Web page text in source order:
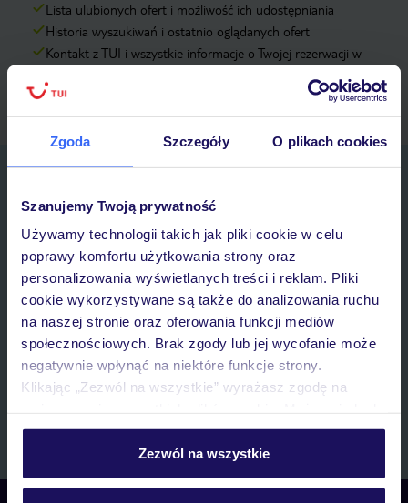
Zgoda Szczegóły O plikach cookies
Szanujemy Twoją prywatność
Używamy technologii takich jak pliki cookie w celu
poprawy komfortu użytkowania strony oraz
personalizowania wyświetlanych treści i reklam. Pliki
cookie wykorzystywane są także do analizowania ruchu
na naszej stronie oraz oferowania funkcji mediów
społecznościowych. Brak zgody lub jej wycofanie może
negatywnie wpłynąć na niektóre funkcje strony.
Klikając „Zezwól na wszystkie” wyrażasz zgodę na
personalizować swój wybór wchodząc w zakładkę
Szczegółowe informacje o plikach cookie znajdziesz
Zezwól na wszystkie
Lista ulubionych ofert i możliwość ich udostępniania
Historia wyszukiwań i ostatnio oglądanych ofert
Kontakt z TUI i wszystkie informacje o Twojej rezerwacji w
E-MAIL*
Wyrażam zgodę na przetwarzanie danych osobowych przez TUI
Poland Sp. z o.o. i TUI Poland Dystrybucja Sp. z o.o. w celach
marketingowych, w zakresie oraz celu wskazanym w„Informacji o
przetwarzaniu danych osobowych” , poprzez elektroniczną formę
komunikacji (e-mail), także z użyciem tzw. automatycznych
Zapisz się